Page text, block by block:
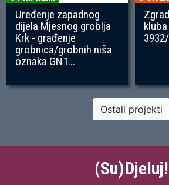
Uređenje zapadnog
dijela Mjesnog groblja
Krk - građenje
grobnica/grobnih niša
oznaka GN1...
Ostali projekti
(Su)Djeluj!